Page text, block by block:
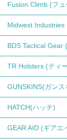
Fusion Climb (フ
Midwest Industries
BDS Tactical Gear
TR Holsters (ティ
GUNSKINS(ガンス
HATCH(ハッチ)
GEAR AID (ギアエ